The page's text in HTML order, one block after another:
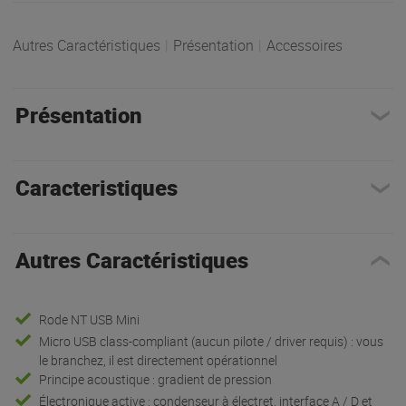
Autres Caractéristiques Présentation Accessoires
Présentation
Caracteristiques
Autres Caractéristiques
Rode NT USB Mini
Micro USB class-compliant (aucun pilote / driver requis) : vous
le branchez, il est directement opérationnel
Principe acoustique : gradient de pression
Électronique active : condenseur à électret, interface A / D et